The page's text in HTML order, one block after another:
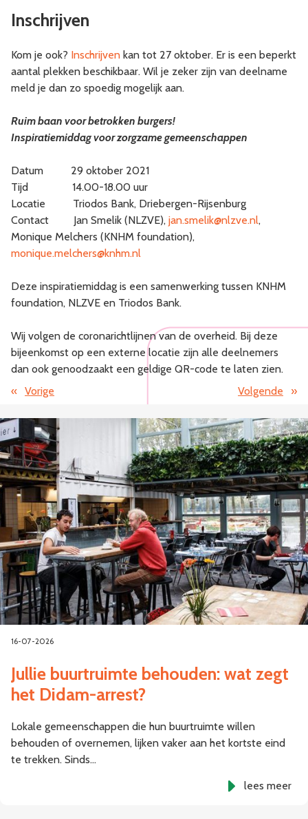
Inschrijven
Kom je ook? Inschrijven kan tot 27 oktober. Er is een beperkt
aantal plekken beschikbaar. Wil je zeker zijn van deelname
meld je dan zo spoedig mogelijk aan.
Ruim baan voor betrokken burgers!
Inspiratiemiddag voor zorgzame gemeenschappen
Datum 29 oktober 2021
Tijd 14.00-18.00 uur
Locatie Triodos Bank, Driebergen-Rijsenburg
Contact Jan Smelik (NLZVE), jan.smelik@nlzve.nl,
Monique Melchers (KNHM foundation),
monique.melchers@knhm.nl
Deze inspiratiemiddag is een samenwerking tussen KNHM
foundation, NLZVE en Triodos Bank.
Wij volgen de coronarichtlijnen van de overheid. Bij deze
bijeenkomst op een externe locatie zijn alle deelnemers
dan ook genoodzaakt een geldige QR-code te laten zien.
« Vorige Volgende »
16-07-2026
Jullie buurtruimte behouden: wat zegt
het Didam-arrest?
Lokale gemeenschappen die hun buurtruimte willen
behouden of overnemen, lijken vaker aan het kortste eind
te trekken. Sinds…
lees meer